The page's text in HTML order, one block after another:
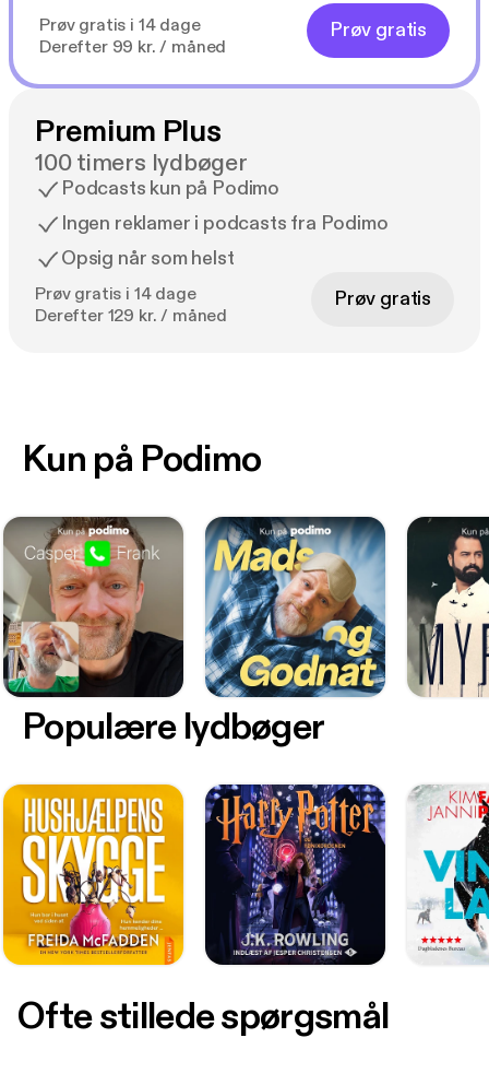
Prøv gratis i 14 dage
Derefter 99 kr. / måned
Prøv gratis
Premium Plus
100 timers lydbøger
Podcasts kun på Podimo
Ingen reklamer i podcasts fra Podimo
Opsig når som helst
Prøv gratis i 14 dage
Derefter 129 kr. / måned
Prøv gratis
Kun på Podimo
Populære lydbøger
Ofte stillede spørgsmål